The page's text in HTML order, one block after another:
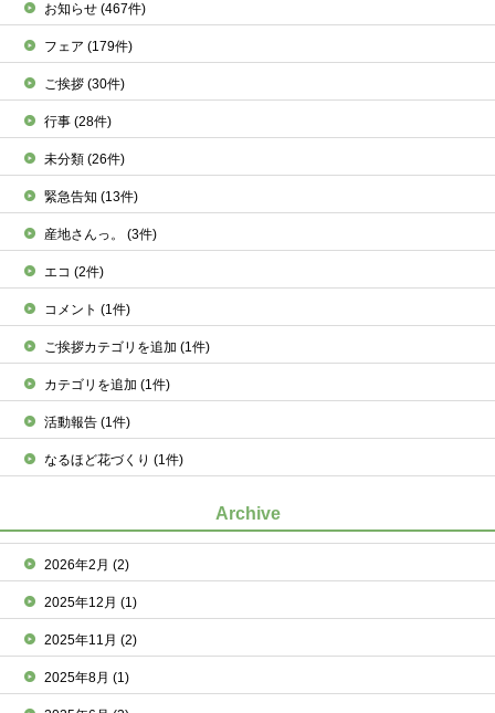
お知らせ(467件)
フェア(179件)
ご挨拶(30件)
行事(28件)
未分類(26件)
緊急告知(13件)
産地さんっ。(3件)
エコ(2件)
コメント(1件)
ご挨拶カテゴリを追加(1件)
カテゴリを追加(1件)
活動報告(1件)
なるほど花づくり(1件)
Archive
2026年2月(2)
2025年12月(1)
2025年11月(2)
2025年8月(1)